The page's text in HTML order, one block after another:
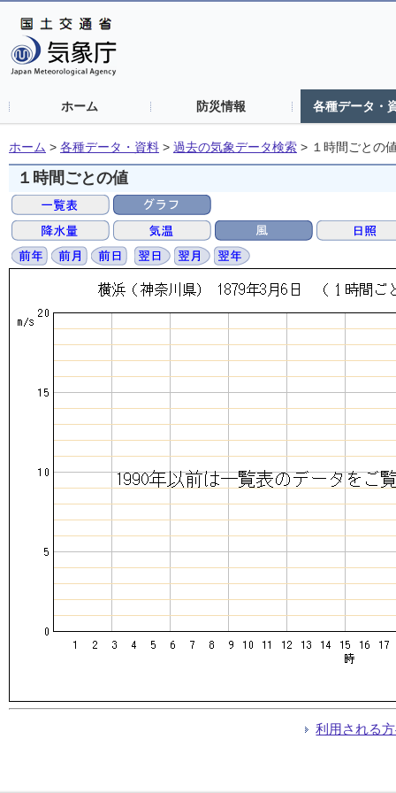
ホーム 防災情報 各種データ・
ホーム > 各種データ・資料 > 過去の気象データ検索 > １時間ごとの
１時間ごとの値
利用される